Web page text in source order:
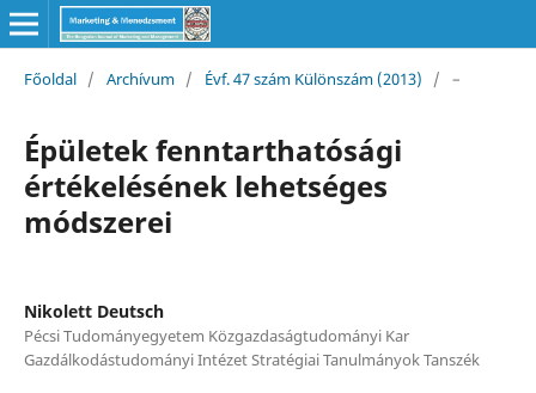
Főoldal / Archívum / Évf. 47 szám Különszám (2013) / –
Épületek fenntarthatósági
értékelésének lehetséges
módszerei
Nikolett Deutsch
Pécsi Tudományegyetem Közgazdaságtudományi Kar
Gazdálkodástudományi Intézet Stratégiai Tanulmányok Tanszék